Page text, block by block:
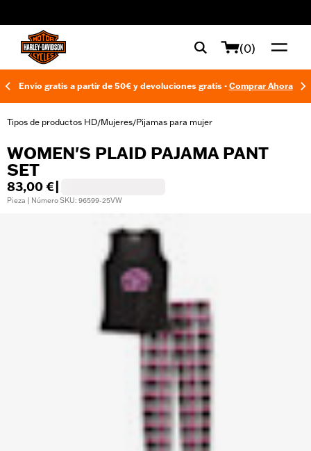
(0)
Envío gratis a partir de 50€ y devoluciones gratis - Comprar Ahora
Tipos de productos HD/Mujeres/Pijamas para mujer
WOMEN'S PLAID PAJAMA PANT
SET
83,00 €
Pieza | Número SKU: 96599-25VW